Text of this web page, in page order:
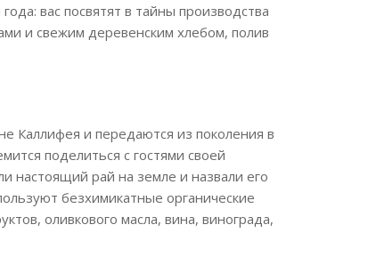
вас посвятят в тайны производства
и свежим деревенским хлебом, полив
Каллифея и передаются из поколения в
поделиться с гостями своей
настоящий рай на земле и назвали его
безхимикатные органические
оливкового масла, вина, винограда,